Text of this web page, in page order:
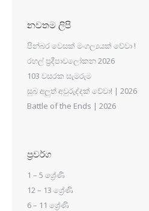
නවතම ලිපි
පින්බර වෙසක් මංගල්‍යයක් වේවා !
රහල් ප්‍රදීපාවලෝකන 2026
103 වසරක සැමරුම
සුබ අලුත් අවුරුද්දක් වේවා! | 2026
Battle of the Ends | 2026
ප්‍රවර්ග
1 – 5 ශ්‍රේණි
12 – 13 ශ්‍රේණි
6 – 11 ශ්‍රේණි